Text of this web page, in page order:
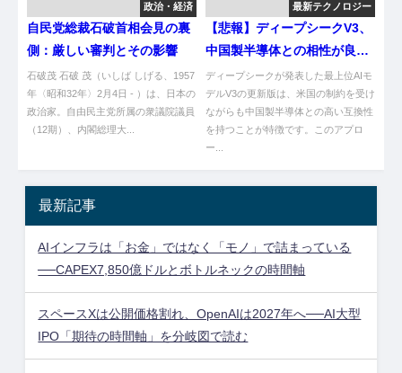
政治・経済
自民党総裁石破首相会見の裏
側：厳しい審判とその影響
石破茂 石破 茂（いしば しげる、1957
年〈昭和32年〉2月4日 - ）は、日本の
政治家。自由民主党所属の衆議院議員
（12期）、内閣総理大...
最新テクノロジー
【悲報】ディープシークV3、
中国製半導体との相性が良す
ぎてワロタｗ
ディープシークが発表した最上位AIモ
デルV3の更新版は、米国の制約を受け
ながらも中国製半導体との高い互換性
を持つことが特徴です。このアプロ
ー...
最新記事
AIインフラは「お金」ではなく「モノ」で詰まっている
──CAPEX7,850億ドルとボトルネックの時間軸
スペースXは公開価格割れ、OpenAIは2027年へ──AI大型
IPO「期待の時間軸」を分岐図で読む